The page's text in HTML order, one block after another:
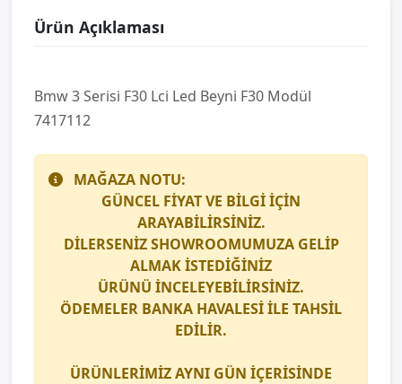
Ürün Açıklaması
Bmw 3 Seri̇si̇ F30 Lci̇ Led Beyni̇ F30 Modül
7417112
MAĞAZA NOTU:
GÜNCEL FİYAT VE BİLGİ İÇİN
ARAYABİLİRSİNİZ.
DİLERSENİZ SHOWROOMUMUZA GELİP
ALMAK İSTEDİĞİNİZ
ÜRÜNÜ İNCELEYEBİLİRSİNİZ.
ÖDEMELER BANKA HAVALESİ İLE TAHSİL
EDİLİR.
ÜRÜNLERİMİZ AYNI GÜN İÇERİSİNDE